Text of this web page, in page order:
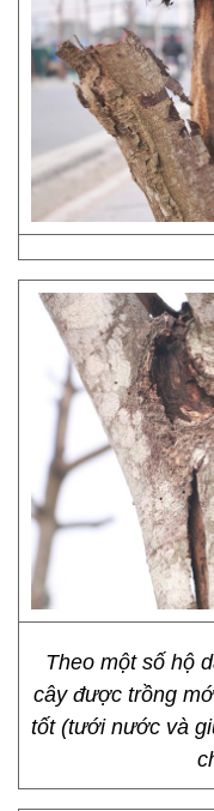
Theo một số hộ
cây được trồng
tốt (tưới nước và